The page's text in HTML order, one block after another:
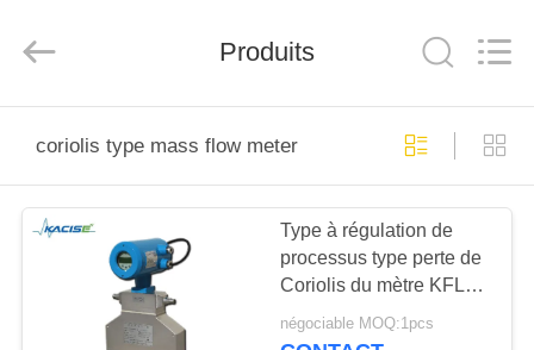
PRODUITS
VIDÉOS
Kacise
Optronics
Produits
coriolis type mass flow meter
Type à régulation de
processus type perte de
Coriolis du mètre KFL
d'écoulement de la
masse de haute
négociable MOQ:1pcs